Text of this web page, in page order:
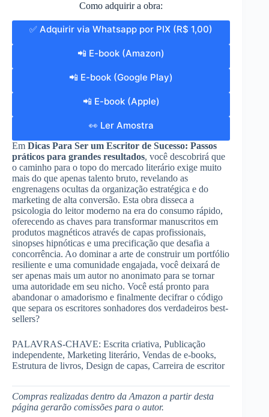
Como adquirir a obra:
✅ Adquirir via Whatsapp por PIX (R$ 1,00)
📲 E-book (Amazon)
📲 E-book (Google Play)
📲 E-book (Apple)
👀 Ler Amostra
Em Dicas Para Ser um Escritor de Sucesso: Passos
práticos para grandes resultados, você descobrirá que
o caminho para o topo do mercado literário exige muito
mais do que apenas talento bruto, revelando as
engrenagens ocultas da organização estratégica e do
marketing de alta conversão. Esta obra disseca a
psicologia do leitor moderno na era do consumo rápido,
oferecendo as chaves para transformar manuscritos em
produtos magnéticos através de capas profissionais,
sinopses hipnóticas e uma precificação que desafia a
concorrência. Ao dominar a arte de construir um portfólio
resiliente e uma comunidade engajada, você deixará de
ser apenas mais um autor no anonimato para se tornar
uma autoridade em seu nicho. Você está pronto para
abandonar o amadorismo e finalmente decifrar o código
que separa os escritores sonhadores dos verdadeiros best-
sellers?
PALAVRAS-CHAVE: Escrita criativa, Publicação
independente, Marketing literário, Vendas de e-books,
Estrutura de livros, Design de capas, Carreira de escritor
Compras realizadas dentro da Amazon a partir desta
página gerarão comissões para o autor.